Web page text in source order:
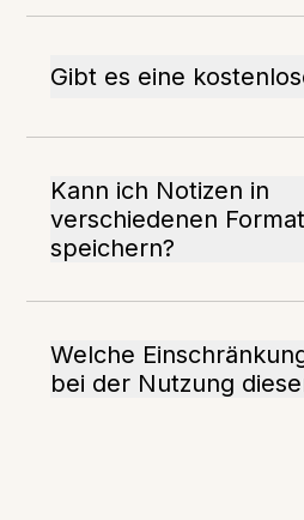
Gibt es eine
Kann ich Notizen in
verschiedenen
speichern?
Welche
bei der Nutzung